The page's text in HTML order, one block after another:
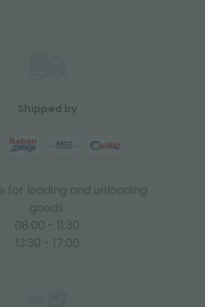
Shipped by
for loading and unloading
goods:
08:00 - 11:30
13:30 - 17:00